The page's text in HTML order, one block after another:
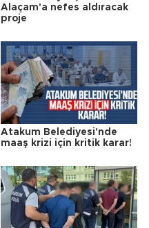
Alaçam'a nefes aldıracak
proje
Atakum Belediyesi'nde
maaş krizi için kritik karar!